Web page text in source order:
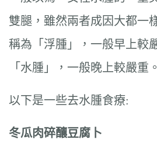
雙腿，雖然兩者成因大都一
稱為「浮腫」，一般早上較
「水腫」，一般晚上較嚴重。
以下是一些去水腫食療:
冬瓜肉碎釀豆腐卜